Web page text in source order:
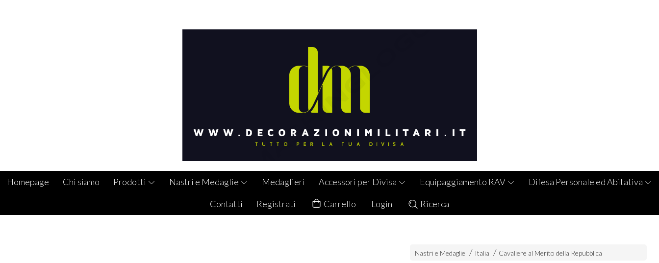
Homepage Chi siamo Prodotti Nastri e Medaglie Medaglieri Accessori per Divisa Equipaggiamento RAV Difesa Personale ed Abitativa
Contatti Registrati Carrello Login Ricerca
Nastri e Medaglie Italia Cavaliere al Merito della Repubblica